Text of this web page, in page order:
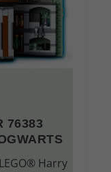
76383
LEGO® Harry